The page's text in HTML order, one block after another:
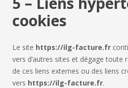
cookies
Le site https://ilg-facture.fr
vers d’autres sites et dégage toute
de ces liens externes ou des liens
vers https://ilg-facture.fr.